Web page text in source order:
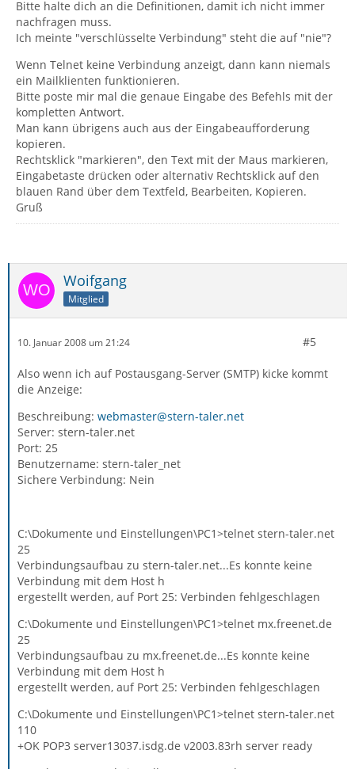
Bitte halte dich an die Definitionen, damit ich nicht immer
nachfragen muss.
Ich meinte "verschlüsselte Verbindung" steht die auf "nie"?
Wenn Telnet keine Verbindung anzeigt, dann kann niemals
ein Mailklienten funktionieren.
Bitte poste mir mal die genaue Eingabe des Befehls mit der
kompletten Antwort.
Man kann übrigens auch aus der Eingabeaufforderung
kopieren.
Rechtsklick "markieren", den Text mit der Maus markieren,
Eingabetaste drücken oder alternativ Rechtsklick auf den
blauen Rand über dem Textfeld, Bearbeiten, Kopieren.
Gruß
Woifgang
Mitglied
10. Januar 2008 um 21:24 #5
Also wenn ich auf Postausgang-Server (SMTP) kicke kommt
die Anzeige:
Beschreibung: webmaster@stern-taler.net
Server: stern-taler.net
Port: 25
Benutzername: stern-taler_net
Sichere Verbindung: Nein
C:\Dokumente und Einstellungen\PC1>telnet stern-taler.net
25
Verbindungsaufbau zu stern-taler.net...Es konnte keine
Verbindung mit dem Host h
ergestellt werden, auf Port 25: Verbinden fehlgeschlagen
C:\Dokumente und Einstellungen\PC1>telnet mx.freenet.de
25
Verbindungsaufbau zu mx.freenet.de...Es konnte keine
Verbindung mit dem Host h
ergestellt werden, auf Port 25: Verbinden fehlgeschlagen
C:\Dokumente und Einstellungen\PC1>telnet stern-taler.net
110
+OK POP3 server13037.isdg.de v2003.83rh server ready